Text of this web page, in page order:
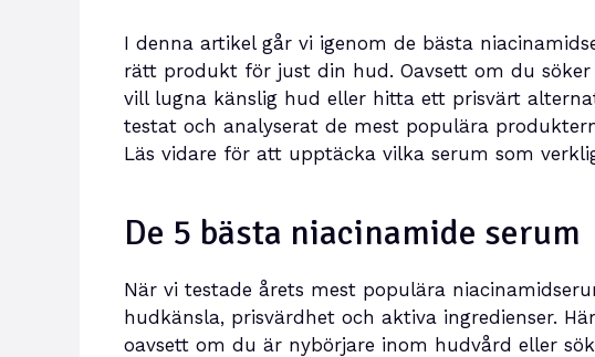
I denna artikel går vi igenom de bästa
rätt produkt för just din hud. Oavsett om du
vill lugna känslig hud eller hitta ett prisvärt
testat och analyserat de mest populära
Läs vidare för att upptäcka vilka serum som
De 5 bästa niacinamide serum
När vi testade årets mest populära
hudkänsla, prisvärdhet och aktiva ingredienser.
oavsett om du är nybörjare inom hudvård eller